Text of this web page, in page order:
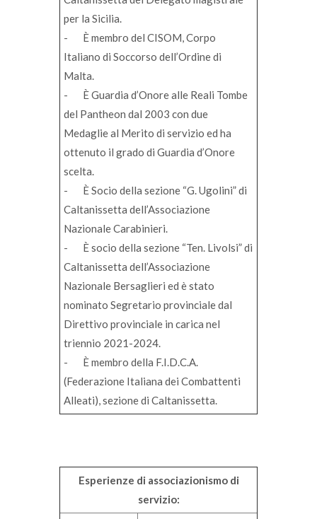
per la Sicilia.
- È membro del CISOM, Corpo
Italiano di Soccorso dell’Ordine di
Malta.
- È Guardia d’Onore alle Reali Tombe
del Pantheon dal 2003 con due
Medaglie al Merito di servizio ed ha
ottenuto il grado di Guardia d’Onore
scelta.
- È Socio della sezione “G. Ugolini” di
Caltanissetta dell’Associazione
Nazionale Carabinieri.
- È socio della sezione “Ten. Livolsi” di
Caltanissetta dell’Associazione
Nazionale Bersaglieri ed è stato
nominato Segretario provinciale dal
Direttivo provinciale in carica nel
triennio 2021-2024.
- È membro della F.I.D.C.A.
(Federazione Italiana dei Combattenti
Alleati), sezione di Caltanissetta.
Esperienze di associazionismo di
servizio: